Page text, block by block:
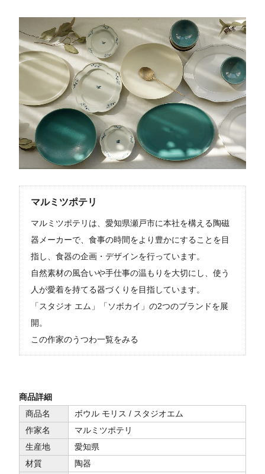
マルミツポテリ
マルミツポテリは、愛知県瀬戸市に本社を構える陶磁
器メーカーで、食事の時間をより豊かにすることを目
指し、食器の企画・デザインを行っています。
自然素材の風合いや手仕事の温もりを大切にし、使う
人が愛着を持てる器づくりを目指しています。
「スタジオ エム」「ソボカイ」の2つのブランドを展
開。
この作家のうつわ一覧をみる
商品詳細
商品名
ボウル モリス / スタジオエム
作家名
マルミツポテリ
生産地
愛知県
材質
陶器